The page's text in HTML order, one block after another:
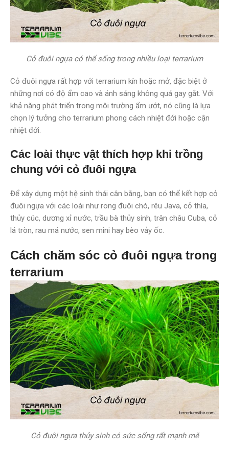
Cỏ đuôi ngựa có thể sống trong nhiều loại terrarium
Cỏ đuôi ngựa rất hợp với terrarium kín hoặc mở, đặc biệt ở
những nơi có độ ẩm cao và ánh sáng không quá gay gắt. Với
khả năng phát triển trong môi trường ẩm ướt, nó cũng là lựa
chọn lý tưởng cho terrarium phong cách nhiệt đới hoặc cận
nhiệt đới.
Các loài thực vật thích hợp khi trồng
chung với cỏ đuôi ngựa
Để xây dựng một hệ sinh thái cân bằng, bạn có thể kết hợp cỏ
đuôi ngựa với các loài như rong đuôi chó, rêu Java, cỏ thìa,
thủy cúc, dương xỉ nước, trầu bà thủy sinh, trân châu Cuba, cỏ
lá tròn, rau má nước, sen mini hay bèo vảy ốc.
Cách chăm sóc cỏ đuôi ngựa trong
terrarium
Cỏ đuôi ngựa thủy sinh có sức sống rất mạnh mẽ